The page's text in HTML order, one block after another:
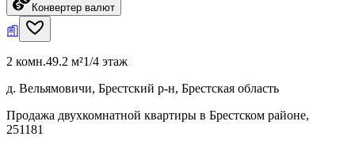
Конвертер валют
2 комн.49.2 м²1/4 этаж
д. Вельямовичи, Брестский р-н, Брестская область
Продажа двухкомнатной квартиры в Брестском районе,
251181